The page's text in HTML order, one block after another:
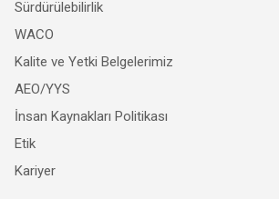
Sürdürülebilirlik
WACO
Kalite ve Yetki Belgelerimiz
AEO/YYS
İnsan Kaynakları Politikası
Etik
Kariyer